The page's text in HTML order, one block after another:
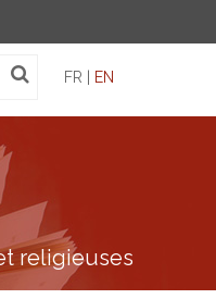
FR | EN
religieuses